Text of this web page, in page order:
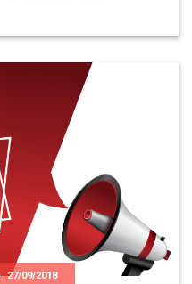
27/09/2018